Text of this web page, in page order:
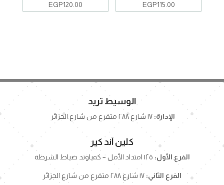
EGP115.00
EGP120.00
الوسيط تريد
الإدارة:
كلين آند كير
الفرع الأول:
الفرع الثاني: